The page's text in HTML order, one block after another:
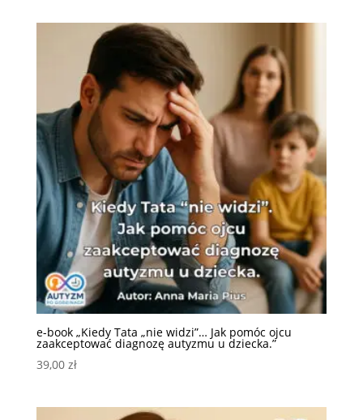
e-book „Kiedy Tata „nie widzi”… Jak pomóc ojcu
zaakceptować diagnozę autyzmu u dziecka.”
39,00 zł